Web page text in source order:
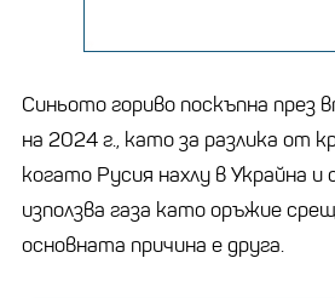
Синьото гориво поскъпна през
на 2024 г., като за разлика от
когато Русия нахлу в Украйна и
използва газа като оръжие
основната причина е друга.